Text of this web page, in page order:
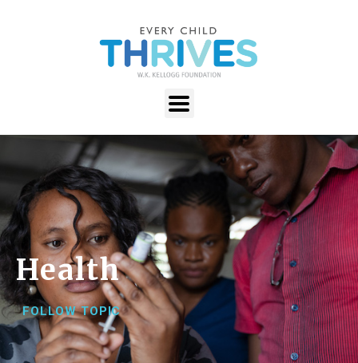
Health
FOLLOW TOPIC